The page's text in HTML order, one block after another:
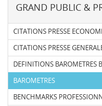
GRAND PUBLIC &
CITATIONS PRESSE
CITATIONS PRESSE
DEFINITIONS BAROMETRES
BAROMETRES
BENCHMARKS